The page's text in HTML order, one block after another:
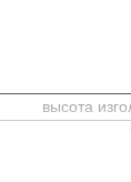
высота